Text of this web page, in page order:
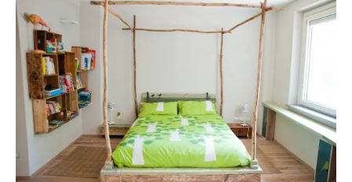
Contatti
Italiano
German
English
Spanish
French
rassegna stampa